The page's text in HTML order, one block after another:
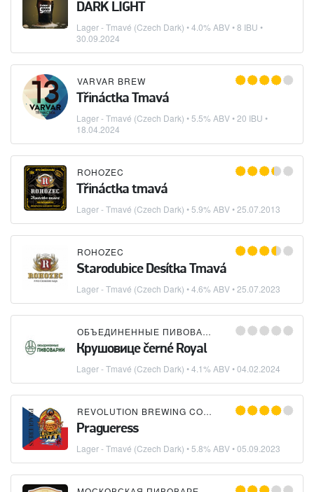
DARK LIGHT
Lager - Tmavé (Czech Dark) • 4.0% ABV • 8 IBU •
30.09.2024
VARVAR BREW
Třináctka Tmavá
Lager - Tmavé (Czech Dark) • 5.5% ABV • 20 IBU •
18.04.2024
ROHOZEC
Třináctka tmavá
Lager - Tmavé (Czech Dark) • 5.9% ABV •25.07.2013
ROHOZEC
Starodubice Desítka Tmavá
Lager - Tmavé (Czech Dark) • 4.6% ABV •25.07.2023
ОБЪЕДИНЕННЫЕ ПИВОВАРНИ - ХОЛДИНГ
Крушовице černé Royal
Lager - Tmavé (Czech Dark) • 4.1% ABV •04.02.2024
REVOLUTION BREWING COMPANY
Pragueress
Lager - Tmavé (Czech Dark) • 5.8% ABV •05.09.2023